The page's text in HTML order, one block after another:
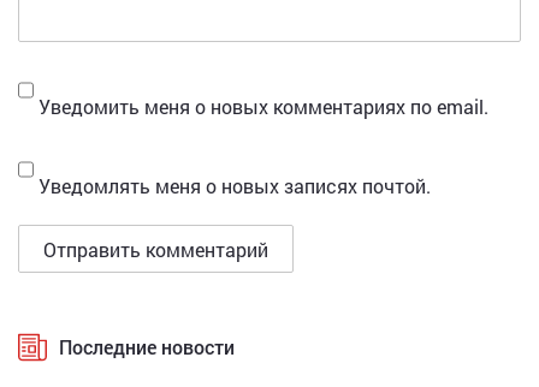
Уведомить меня о новых комментариях по email.
Уведомлять меня о новых записях почтой.
Последние новости